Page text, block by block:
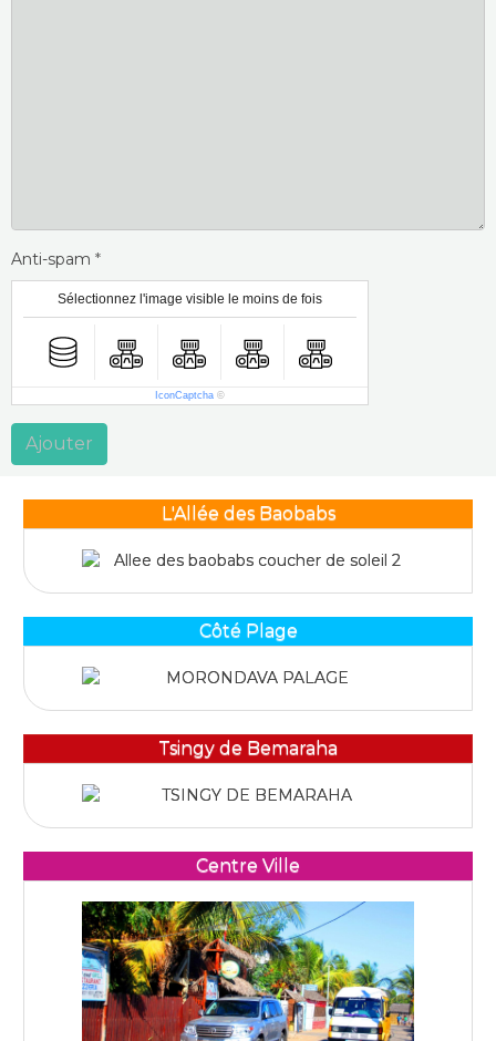
Anti-spam
Sélectionnez l'image visible le moins de fois
IconCaptcha ©
Ajouter
L'Allée des Baobabs
Côté Plage
Tsingy de Bemaraha
Centre Ville